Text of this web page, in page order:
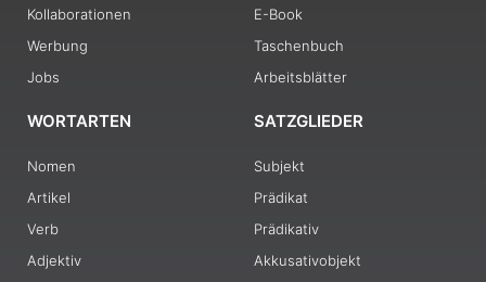
Kollaborationen
Werbung
Jobs
E-Book
Taschenbuch
Arbeitsblätter
WORTARTEN
Nomen
Artikel
Verb
Adjektiv
SATZGLIEDER
Subjekt
Prädikat
Prädikativ
Akkusativobjekt